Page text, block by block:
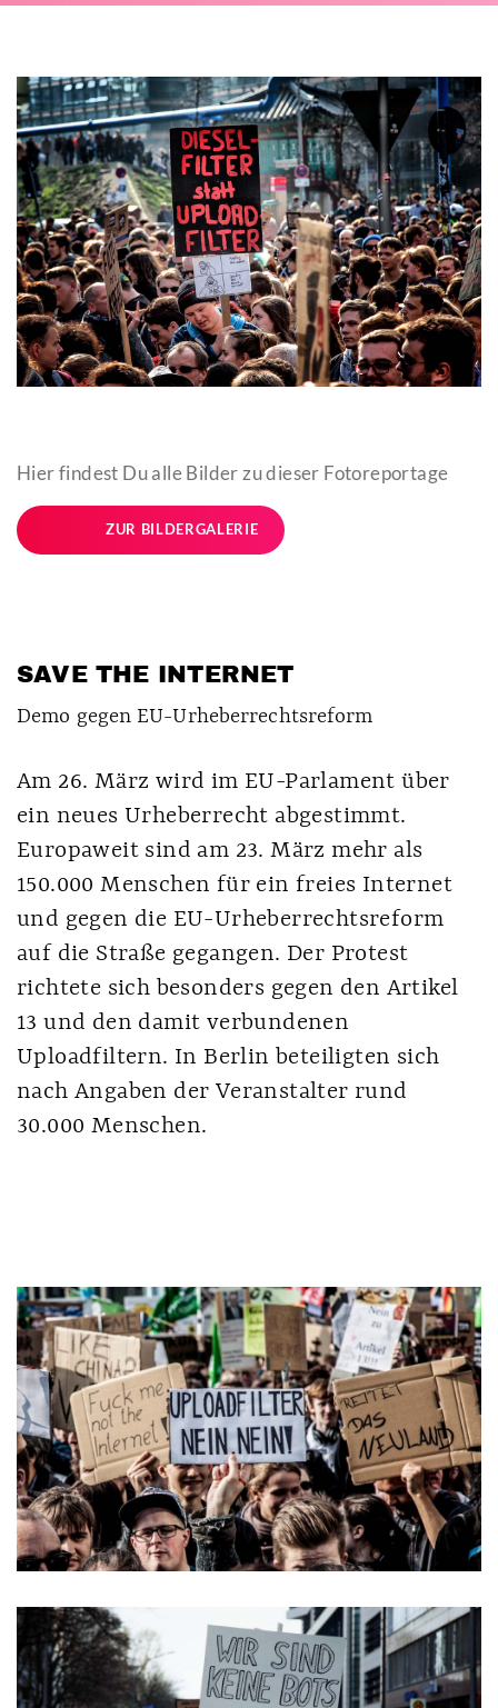
Hier findest Du alle Bilder zu dieser Fotoreportage
ZUR BILDERGALERIE
SAVE THE INTERNET
Demo gegen EU-Urheberrechtsreform
Am 26. März wird im EU-Parlament über
ein neues Urheberrecht abgestimmt.
Europaweit sind am 23. März mehr als
150.000 Menschen für ein freies Internet
und gegen die EU-Urheberrechtsreform
auf die Straße gegangen. Der Protest
richtete sich besonders gegen den Artikel
13 und den damit verbundenen
Uploadfiltern. In Berlin beteiligten sich
nach Angaben der Veranstalter rund
30.000 Menschen.